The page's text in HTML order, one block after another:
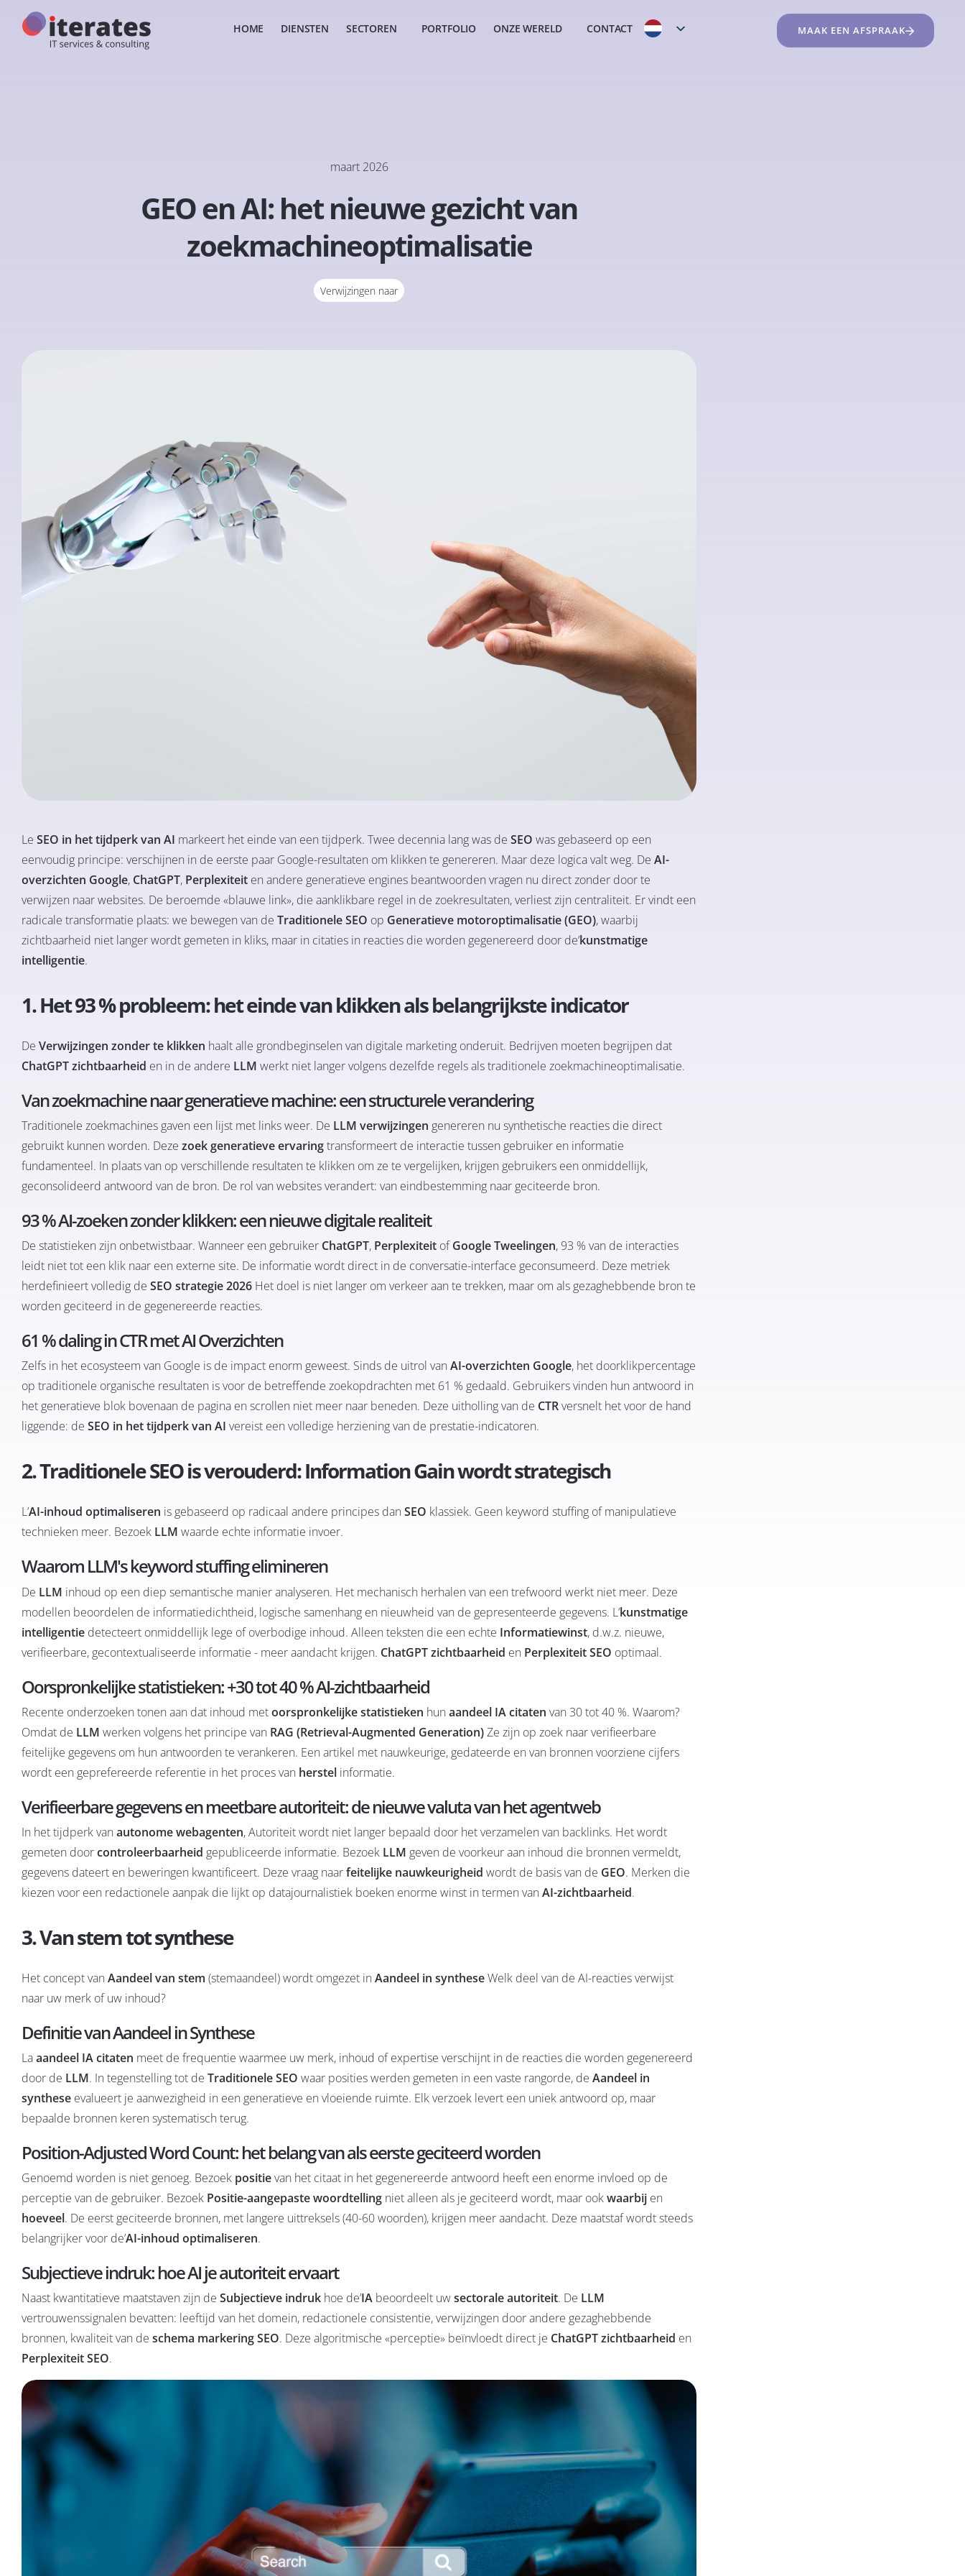
HOME DIENSTEN SECTOREN PORTFOLIO ONZE WERELD CONTACT MAAK EEN AFSPRAAK
maart 2026
GEO en AI: het nieuwe gezicht van
zoekmachineoptimalisatie
Verwijzingen naar
Le SEO in het tijdperk van AI markeert het einde van een tijdperk. Twee decennia lang was de SEO was gebaseerd op een
eenvoudig principe: verschijnen in de eerste paar Google-resultaten om klikken te genereren. Maar deze logica valt weg. De AI-
overzichten Google, ChatGPT, Perplexiteit en andere generatieve engines beantwoorden vragen nu direct zonder door te
verwijzen naar websites. De beroemde «blauwe link», die aanklikbare regel in de zoekresultaten, verliest zijn centraliteit. Er vindt een
radicale transformatie plaats: we bewegen van de Traditionele SEO op Generatieve motoroptimalisatie (GEO), waarbij
zichtbaarheid niet langer wordt gemeten in kliks, maar in citaties in reacties die worden gegenereerd door de’kunstmatige
intelligentie.
1. Het 93 % probleem: het einde van klikken als belangrijkste indicator
De Verwijzingen zonder te klikken haalt alle grondbeginselen van digitale marketing onderuit. Bedrijven moeten begrijpen dat
ChatGPT zichtbaarheid en in de andere LLM werkt niet langer volgens dezelfde regels als traditionele zoekmachineoptimalisatie.
Van zoekmachine naar generatieve machine: een structurele verandering
Traditionele zoekmachines gaven een lijst met links weer. De LLM verwijzingen genereren nu synthetische reacties die direct
gebruikt kunnen worden. Deze zoek generatieve ervaringtransformeert de interactie tussen gebruiker en informatie
fundamenteel. In plaats van op verschillende resultaten te klikken om ze te vergelijken, krijgen gebruikers een onmiddellijk,
geconsolideerd antwoord van de bron. De rol van websites verandert: van eindbestemming naar geciteerde bron.
93 % AI-zoeken zonder klikken: een nieuwe digitale realiteit
De statistieken zijn onbetwistbaar. Wanneer een gebruiker ChatGPT, Perplexiteit ofGoogle Tweelingen, 93 % van de interacties
leidt niet tot een klik naar een externe site. De informatie wordt direct in de conversatie-interface geconsumeerd. Deze metriek
herdefinieert volledig de SEO strategie 2026 Het doel is niet langer om verkeer aan te trekken, maar om als gezaghebbende bron te
worden geciteerd in de gegenereerde reacties.
61 % daling in CTR met AI Overzichten
Zelfs in het ecosysteem van Google is de impact enorm geweest. Sinds de uitrol vanAI-overzichten Google, het doorklikpercentage
op traditionele organische resultaten is voor de betreffende zoekopdrachten met 61 % gedaald. Gebruikers vinden hun antwoord in
het generatieve blok bovenaan de pagina en scrollen niet meer naar beneden. Deze uitholling van de CTRversnelt het voor de hand
liggende: de SEO in het tijdperk van AI vereist een volledige herziening van de prestatie-indicatoren.
2. Traditionele SEO is verouderd: Information Gain wordt strategisch
L’AI-inhoud optimaliseren is gebaseerd op radicaal andere principes danSEO klassiek. Geen keyword stuffing of manipulatieve
technieken meer. Bezoek LLM waarde echte informatie invoer.
Waarom LLM's keyword stuffing elimineren
De LLM inhoud op een diep semantische manier analyseren. Het mechanisch herhalen van een trefwoord werkt niet meer. Deze
modellen beoordelen de informatiedichtheid, logische samenhang en nieuwheid van de gepresenteerde gegevens. L’kunstmatige
intelligentie detecteert onmiddellijk lege of overbodige inhoud. Alleen teksten die een echte Informatiewinst, d.w.z. nieuwe,
verifieerbare, gecontextualiseerde informatie - meer aandacht krijgen. ChatGPT zichtbaarheid en Perplexiteit SEO optimaal.
Oorspronkelijke statistieken: +30 tot 40 % AI-zichtbaarheid
Recente onderzoeken tonen aan dat inhoud metoorspronkelijke statistieken hunaandeel IA citaten van 30 tot 40 %. Waarom?
Omdat de LLM werken volgens het principe van RAG (Retrieval-Augmented Generation)Ze zijn op zoek naar verifieerbare
feitelijke gegevens om hun antwoorden te verankeren. Een artikel met nauwkeurige, gedateerde en van bronnen voorziene cijfers
wordt een geprefereerde referentie in het proces van herstel informatie.
Verifieerbare gegevens en meetbare autoriteit: de nieuwe valuta van het agentweb
In het tijdperk vanautonome webagenten, Autoriteit wordt niet langer bepaald door het verzamelen van backlinks. Het wordt
gemeten doorcontroleerbaarheid gepubliceerde informatie. Bezoek LLM geven de voorkeur aan inhoud die bronnen vermeldt,
gegevens dateert en beweringen kwantificeert. Deze vraag naarfeitelijke nauwkeurigheid wordt de basis van de GEO. Merken die
kiezen voor een redactionele aanpak die lijkt op datajournalistiek boeken enorme winst in termen vanAI-zichtbaarheid.
3. Van stem tot synthese
Het concept vanAandeel van stem (stemaandeel) wordt omgezet inAandeel in syntheseWelk deel van de AI-reacties verwijst
naar uw merk of uw inhoud?
Definitie van Aandeel in Synthese
Laaandeel IA citaten meet de frequentie waarmee uw merk, inhoud of expertise verschijnt in de reacties die worden gegenereerd
door de LLM. In tegenstelling tot de Traditionele SEO waar posities werden gemeten in een vaste rangorde, de Aandeel in
synthese evalueert je aanwezigheid in een generatieve en vloeiende ruimte. Elk verzoek levert een uniek antwoord op, maar
bepaalde bronnen keren systematisch terug.
Position-Adjusted Word Count: het belang van als eerste geciteerd worden
Genoemd worden is niet genoeg. Bezoek positievan het citaat in het gegenereerde antwoord heeft een enorme invloed op de
perceptie van de gebruiker. Bezoek Positie-aangepaste woordtelling niet alleen als je geciteerd wordt, maar ookwaarbij en
hoeveel. De eerst geciteerde bronnen, met langere uittreksels (40-60 woorden), krijgen meer aandacht. Deze maatstaf wordt steeds
belangrijker voor de’AI-inhoud optimaliseren.
Subjectieve indruk: hoe AI je autoriteit ervaart
Naast kwantitatieve maatstaven zijn de Subjectieve indruk hoe de’IA beoordeelt uwsectorale autoriteit. De LLM
vertrouwenssignalen bevatten: leeftijd van het domein, redactionele consistentie, verwijzingen door andere gezaghebbende
bronnen, kwaliteit van de schema markering SEO. Deze algoritmische «perceptie» beïnvloedt direct je ChatGPT zichtbaarheid en
Perplexiteit SEO.